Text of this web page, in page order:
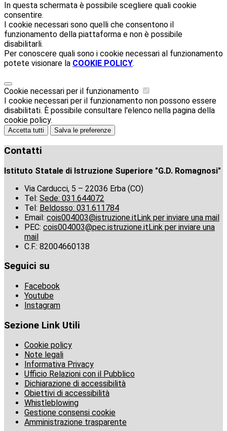
In questa schermata è possibile scegliere quali cookie
consentire.
I cookie necessari sono quelli che consentono il
funzionamento della piattaforma e non è possibile
disabilitarli.
Per conoscere quali sono i cookie necessari al funzionamento
potete visionare la COOKIE POLICY.
Cookie necessari per il funzionamento
I cookie necessari per il funzionamento non possono essere
disabilitati. È possibile consultare l'elenco nella pagina della
cookie policy.
Accetta tutti Salva le preferenze
Contatti
Istituto Statale di Istruzione Superiore "G.D. Romagnosi"
Via Carducci, 5 – 22036 Erba (CO)
Tel: Sede: 031.644072
Tel: Beldosso: 031.611784
Email: cois004003@istruzione.itLink per inviare una mail
PEC: cois004003@pec.istruzione.itLink per inviare una
mail
C.F.: 82004660138
Seguici su
Facebook
Youtube
Instagram
Sezione Link Utili
Cookie policy
Note legali
Informativa Privacy
Ufficio Relazioni con il Pubblico
Dichiarazione di accessibilità
Obiettivi di accessibilità
Whistleblowing
Gestione consensi cookie
Amministrazione trasparente